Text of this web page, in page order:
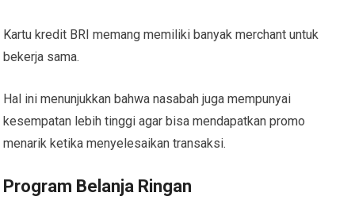
Kartu kredit BRI memang memiliki banyak merchant untuk
bekerja sama.
Hal ini menunjukkan bahwa nasabah juga mempunyai
kesempatan lebih tinggi agar bisa mendapatkan promo
menarik ketika menyelesaikan transaksi.
Program Belanja Ringan